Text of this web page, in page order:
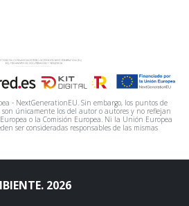
- NextGenerationEU. Sin embargo, los puntos de
únicamente los del autor o autores y no reflejan
o la Comisión Europea. Ni la Unión Europea
ser consideradas responsables de las mismas
2026